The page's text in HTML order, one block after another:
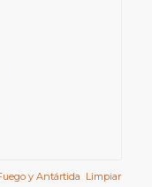
Limpiar
y Antártida